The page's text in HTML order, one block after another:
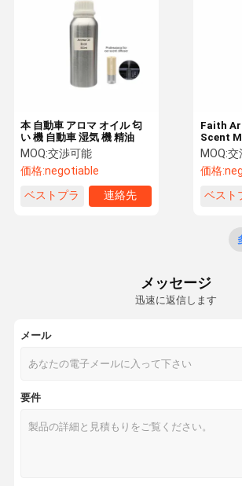
工場ツアー 品質管理
Faith
Scent
Aroma
MOQ:交
価格:
ベスト
本 自動車 アロマ オイル 匂
い 機 自動車 湿気 機 精油
MOQ:交渉可能
価格:negotiable
ベストプラ
連絡先
メッセージ
迅速に返信します
メール
要件